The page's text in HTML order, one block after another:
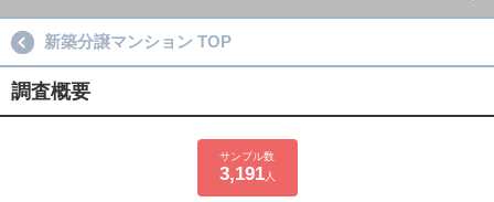
新築分譲マンション TOP
調査概要
サンプル数
3,191人